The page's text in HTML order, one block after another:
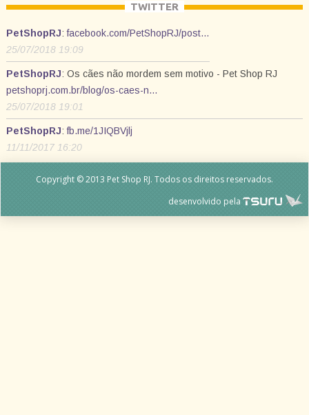
TWITTER
PetShopRJ:facebook.com/PetShopRJ/post…
25/07/2018 19:09
PetShopRJ: Os cães não mordem sem motivo - Pet Shop RJ
petshoprj.com.br/blog/os-caes-n…
25/07/2018 19:01
PetShopRJ:fb.me/1JIQBVjlj
11/11/2017 16:20
Copyright © 2013 Pet Shop RJ. Todos os direitos reservados.
desenvolvido pela